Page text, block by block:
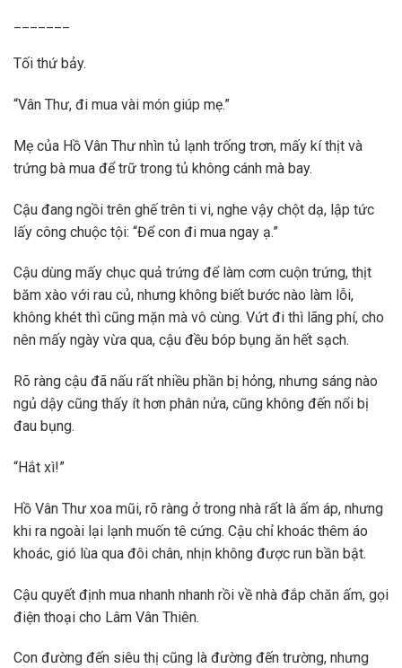
Tối thứ bảy.
“Vân Thư, đi mua vài món giúp mẹ.”
Mẹ của Hồ Vân Thư nhìn tủ lạnh trống trơn, mấy kí thịt và
trứng bà mua để trữ trong tủ không cánh mà bay.
Cậu đang ngồi trên ghế trên ti vi, nghe vậy chột dạ, lập tức
lấy công chuộc tội: “Để con đi mua ngay ạ.”
Cậu dùng mấy chục quả trứng để làm cơm cuộn trứng, thịt
băm xào với rau củ, nhưng không biết bước nào làm lỗi,
không khét thì cũng mặn mà vô cùng. Vứt đi thì lãng phí, cho
nên mấy ngày vừa qua, cậu đều bóp bụng ăn hết sạch.
Rõ ràng cậu đã nấu rất nhiều phần bị hỏng, nhưng sáng nào
ngủ dậy cũng thấy ít hơn phân nửa, cũng không đến nổi bị
đau bụng.
“Hắt xì!”
Hồ Vân Thư xoa mũi, rõ ràng ở trong nhà rất là ấm áp, nhưng
khi ra ngoài lại lạnh muốn tê cứng. Cậu chỉ khoác thêm áo
khoác, gió lùa qua đôi chân, nhịn không được run bần bật.
Cậu quyết định mua nhanh nhanh rồi về nhà đắp chăn ấm, gọi
điện thoại cho Lâm Vân Thiên.
Con đường đến siêu thị cũng là đường đến trường, nhưng